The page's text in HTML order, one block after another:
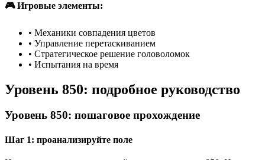
🎮 Игровые элементы:
• Механики совпадения цветов
• Управление перетаскиванием
• Стратегическое решение головоломок
• Испытания на время
Уровень 850: подробное руководство
Уровень 850: пошаговое прохождение
Шаг 1: проанализируйте поле